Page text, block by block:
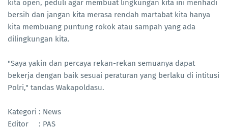
kita open, peduli agar membuat lingkungan kita ini menhadi
bersih dan jangan kita merasa rendah martabat kita hanya
kita membuang puntung rokok atau sampah yang ada
dilingkungan kita.
"Saya yakin dan percaya rekan-rekan semuanya dapat
bekerja dengan baik sesuai peraturan yang berlaku di intitusi
Polri," tandas Wakapoldasu.
Kategori : News
Editor : PAS